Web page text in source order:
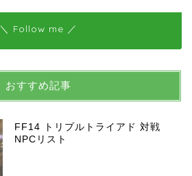
＼ Follow me ／
おすすめ記事
FF14 トリプルトライアド 対戦
NPCリスト